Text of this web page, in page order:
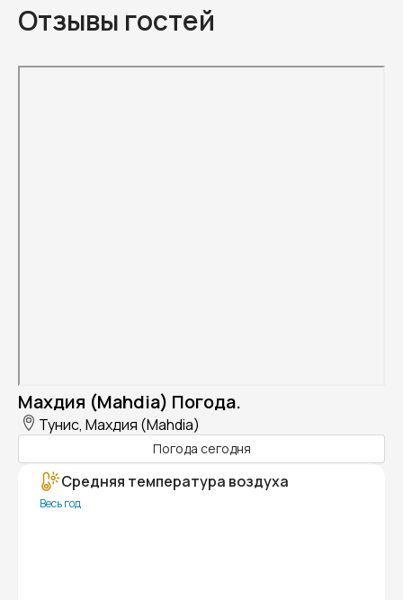
Отзывы гостей
Махдия (Mahdia) Погода.
Тунис, Махдия (Mahdia)
Погода сегодня
Средняя температура воздуха
Весь год